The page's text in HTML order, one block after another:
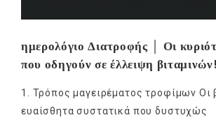
ημερολόγιο Διατροφής │ Οι
που οδηγούν σε έλλειψη βιταμινών!
1. Τρόπος μαγειρέματος τροφίμων Οι
ευαίσθητα συστατικά που δυστυχώς